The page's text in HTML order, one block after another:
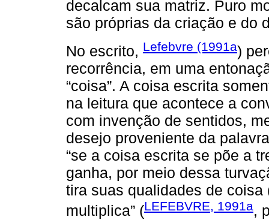
decalcam sua matriz. Puro
são próprias da criação e do
No escrito, Lefebvre (1991a)
recorrência, em uma
“coisa”. A coisa escrita
na leitura que acontece a
com invenção de sentidos,
desejo proveniente da
“se a coisa escrita se põe a
ganha, por meio dessa
tira suas qualidades de
multiplica” (LEFEBVRE, 1991a,